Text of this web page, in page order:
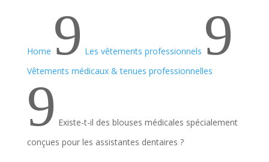
Home 9 Les vêtements professionnels 9
Vêtements médicaux & tenues professionnelles
9 Existe-t-il des blouses médicales spécialement
conçues pour les assistantes dentaires ?